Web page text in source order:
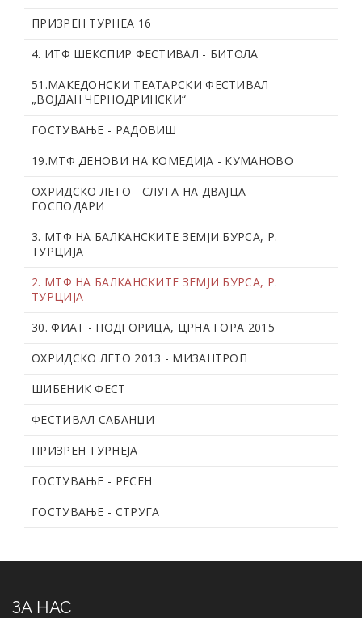
ПРИЗРЕН ТУРНЕА 16
4. ИТФ ШЕКСПИР ФЕСТИВАЛ - БИТОЛА
51.МАКЕДОНСКИ ТЕАТАРСКИ ФЕСТИВАЛ
„ВОЈДАН ЧЕРНОДРИНСКИ“
ГОСТУВАЊЕ - РАДОВИШ
19.МТФ ДЕНОВИ НА КОМЕДИЈА - КУМАНОВО
ОХРИДСКО ЛЕТО - СЛУГА НА ДВАЈЦА
ГОСПОДАРИ
3. МТФ НА БАЛКАНСКИТЕ ЗЕМЈИ БУРСА, Р.
ТУРЦИЈА
2. МТФ НА БАЛКАНСКИТЕ ЗЕМЈИ БУРСА, Р.
ТУРЦИЈА
30. ФИАТ - ПОДГОРИЦА, ЦРНА ГОРА 2015
ОХРИДСКО ЛЕТО 2013 - МИЗАНТРОП
ШИБЕНИК ФЕСТ
ФЕСТИВАЛ САБАНЏИ
ПРИЗРЕН ТУРНЕЈА
ГОСТУВАЊЕ - РЕСЕН
ГОСТУВАЊЕ - СТРУГА
ЗА НАС